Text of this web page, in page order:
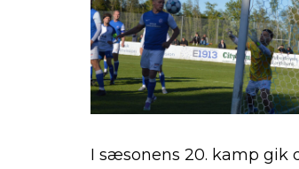
I sæsonens 20. kamp gik